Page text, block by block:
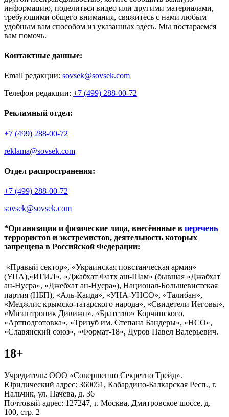
информацию, поделиться видео или другими материалами,
требующими общего внимания, свяжитесь с нами любым
удобным вам способом из указанных здесь. Мы постараемся
вам помочь.
Контактные данные:
Email редакции: sovsek@sovsek.com
Телефон редакции: +7 (499) 288-00-72
Рекламный отдел:
+7 (499) 288-00-72
reklama@sovsek.com
Отдел распространения:
+7 (499) 288-00-72
sovsek@sovsek.com
*Организации и физические лица, внесённные в перечень
террористов и экстремистов, деятельность которых
запрещена в Российской Федерации:
«Правый сектор», «Украинская повстанческая армия»
(УПА),«ИГИЛ», «Джабхат Фатх аш-Шам» (бывшая «Джабхат
ан-Нусра», «Джебхат ан-Нусра»), Национал-Большевистская
партия (НБП), «Аль-Каида», «УНА-УНСО», «Талибан»,
«Меджлис крымско-татарского народа», «Свидетели Иеговы»,
«Мизантропик Дивижн», «Братство» Корчинского,
«Артподготовка», «Тризуб им. Степана Бандеры», «НСО»,
«Славянский союз», «Формат-18», Дуров Павел Валерьевич.
18+
Учредитель: ООО «Совершенно Секретно Трейд».
Юридический адрес: 360051, Кабардино-Балкарская Респ., г.
Нальчик, ул. Пачева, д. 36
Почтовый адрес: 127247, г. Москва, Дмитровское шоссе, д.
100, стр. 2